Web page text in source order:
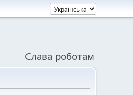
Слава роботам